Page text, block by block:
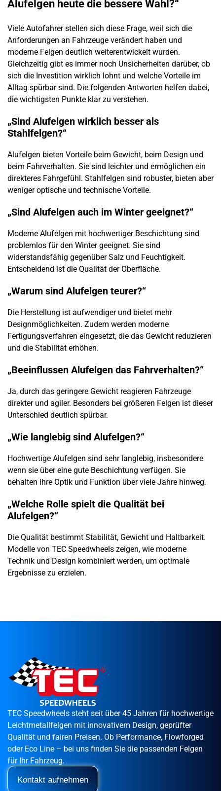
Alufelgen heute die bessere Wahl?“
Viele Autofahrer stellen sich diese Frage, weil sich die
Anforderungen an Fahrzeuge verändert haben und
moderne Felgen deutlich weiterentwickelt wurden.
Gleichzeitig gibt es immer noch Unsicherheiten darüber, ob
sich die Investition wirklich lohnt und welche Vorteile im
Alltag spürbar sind. Die folgenden Antworten helfen dabei,
die wichtigsten Punkte klar zu verstehen.
„Sind Alufelgen wirklich besser als
Stahlfelgen?“
Alufelgen bieten Vorteile beim Gewicht, beim Design und
beim Fahrverhalten. Sie sind leichter und ermöglichen ein
direkteres Fahrgefühl. Stahlfelgen sind robuster, bieten aber
weniger optische und technische Vorteile.
„Sind Alufelgen auch im Winter geeignet?“
Moderne Alufelgen mit hochwertiger Beschichtung sind
problemlos für den Winter geeignet. Sie sind
widerstandsfähig gegenüber Salz und Feuchtigkeit.
Entscheidend ist die Qualität der Oberfläche.
„Warum sind Alufelgen teurer?“
Die Herstellung ist aufwendiger und bietet mehr
Designmöglichkeiten. Zudem werden moderne
Fertigungsverfahren eingesetzt, die das Gewicht reduzieren
und die Stabilität erhöhen.
„Beeinflussen Alufelgen das Fahrverhalten?“
Ja, durch das geringere Gewicht reagieren Fahrzeuge
direkter und agiler. Besonders bei größeren Felgen ist dieser
Unterschied deutlich spürbar.
„Wie langlebig sind Alufelgen?“
Hochwertige Alufelgen sind sehr langlebig, insbesondere
wenn sie über eine gute Beschichtung verfügen. Sie
behalten ihre Optik und Funktion über viele Jahre hinweg.
„Welche Rolle spielt die Qualität bei
Alufelgen?“
Die Qualität bestimmt Stabilität, Gewicht und Haltbarkeit.
Modelle von TEC Speedwheels zeigen, wie moderne
Technik und Design kombiniert werden, um optimale
Ergebnisse zu erzielen.
TEC Speedwheels steht seit über 45 Jahren für hochwertige
Leichtmetallfelgen mit innovativem Design, geprüfter
Qualität und fairen Preisen. Ob Performance, Flowforged
oder Eco Line – bei uns finden Sie die passenden Felgen
für Ihr Fahrzeug.
Kontakt aufnehmen